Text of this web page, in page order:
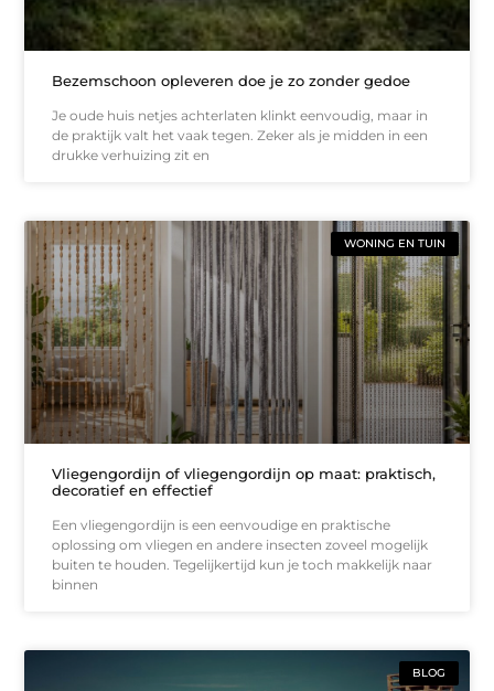
Bezemschoon opleveren doe je zo zonder gedoe
Je oude huis netjes achterlaten klinkt eenvoudig, maar in
de praktijk valt het vaak tegen. Zeker als je midden in een
drukke verhuizing zit en
WONING EN TUIN
Vliegengordijn of vliegengordijn op maat: praktisch,
decoratief en effectief
Een vliegengordijn is een eenvoudige en praktische
oplossing om vliegen en andere insecten zoveel mogelijk
buiten te houden. Tegelijkertijd kun je toch makkelijk naar
binnen
BLOG